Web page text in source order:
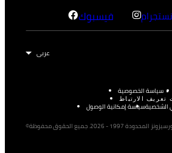
فيسبوك
سياسة الخصوصية
تعريف الارتباط
الشخصيةسياسة إمكانية الوصول